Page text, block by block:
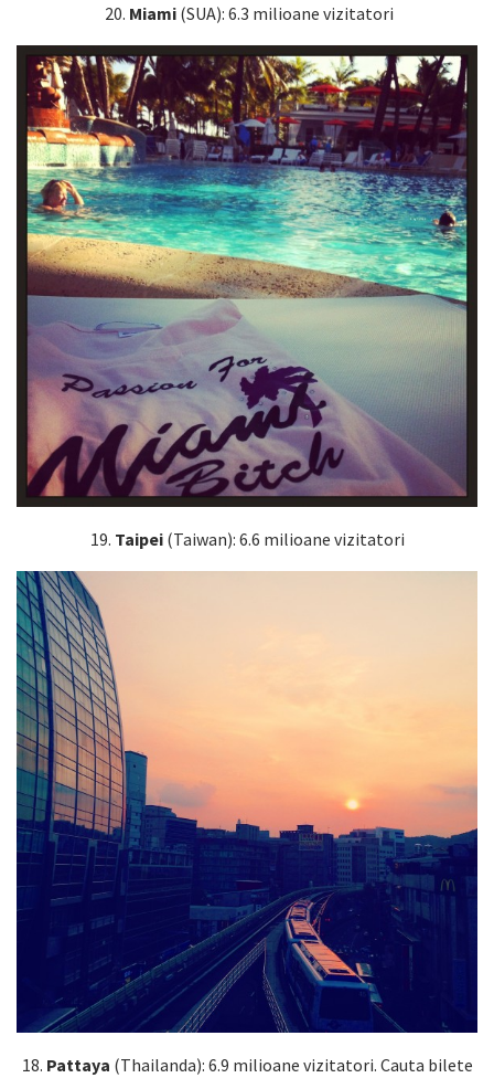
20. Miami(SUA): 6.3 milioane vizitatori
19. Taipei(Taiwan): 6.6 milioane vizitatori
18. Pattaya (Thailanda): 6.9 milioane vizitatori. Cauta bilete